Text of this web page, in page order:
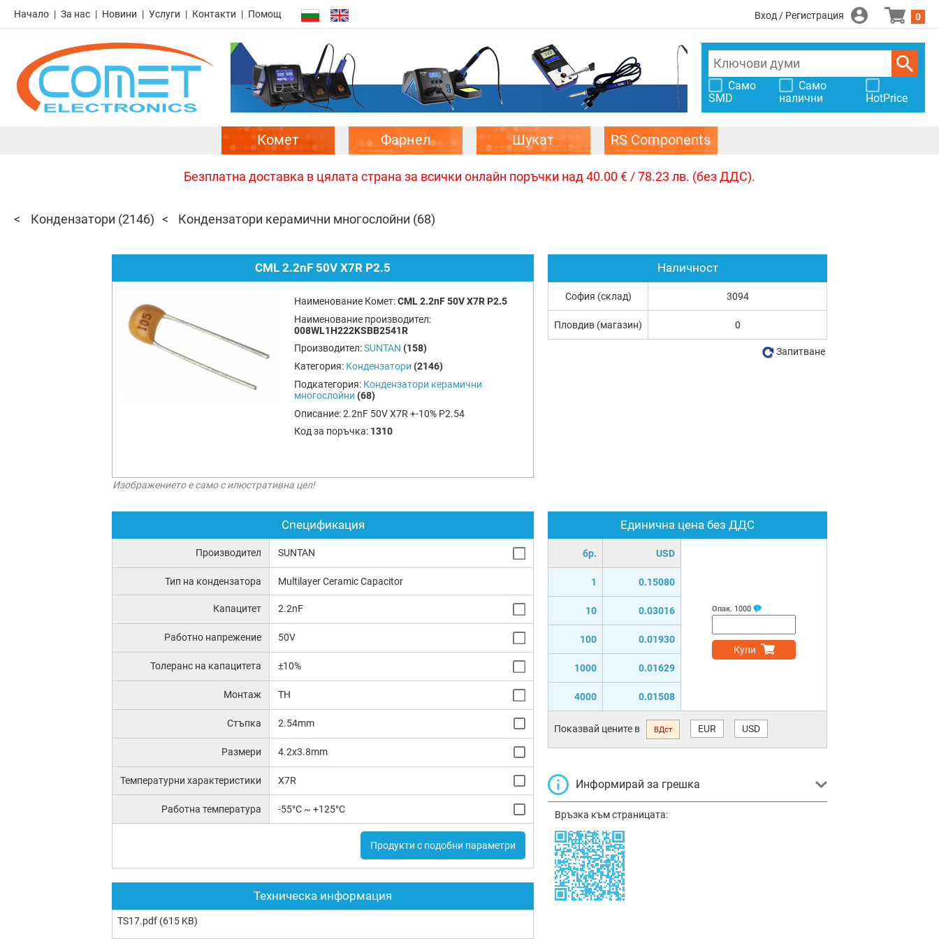
Начало За нас Новини Услуги Контакти Помощ Вход / Регистрация 0
Само
SMD
Само
налични
HotPrice
Комет Фарнел Шукат RS Components
Безплатна доставка в цялата страна за всички онлайн поръчки над 40.00 € / 78.23 лв. (без ДДС).
Кондензатори (2146) Кондензатори керамични многослойни (68)
CML 2.2nF 50V X7R P2.5
Наименование Комет:CML 2.2nF 50V X7R P2.5
Наименование производител:
008WL1H222KSBB2541R
Производител:SUNTAN (158)
Категория: Кондензатори (2146)
Подкатегория: Кондензатори керамични
многослойни (68)
Описание:2.2nF 50V X7R +-10% P2.54
Код за поръчка: 1310
Изображението е само с илюстративна цел!
Спецификация
Производител SUNTAN
Тип на кондензатора Multilayer Ceramic Capacitor
Капацитет 2.2nF
Работно напрежение 50V
Толеранс на капацитета ±10%
Монтаж TH
Стъпка 2.54mm
Размери 4.2x3.8mm
Температурни характеристики X7R
Работна температура -55°C ~ +125°C
Продукти с подобни параметри
Техническа информация
TS17.pdf (615 KB)
Единична цена без ДДС
бр. USD
1 0.15080
10 0.03016
100 0.01930
1000 0.01629
4000 0.01508
Опак. 1000
Купи
Показвай цените в ВДст EUR USD
Информирай за грешка
Връзка към страницата:
Наличност
София (склад) 3094
Пловдив (магазин) 0
Запитване